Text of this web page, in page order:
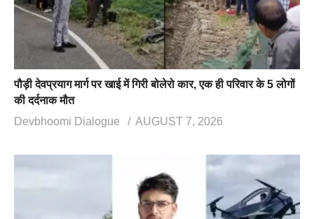
पौड़ी देवप्रयाग मार्ग पर खाई में गिरी बोलेरो कार, एक ही परिवार के 5 लोगों
की दर्दनाक मौत
Devbhoomi Dialogue
AUGUST 7, 2026